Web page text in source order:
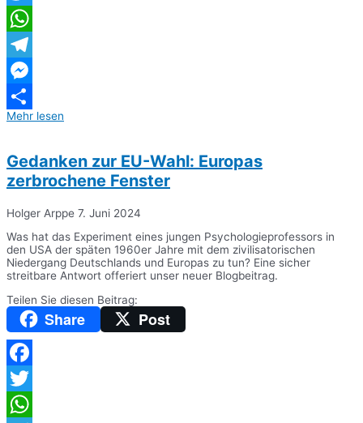
Twitter
WhatsApp
Telegram
Messenger
Teilen
Mehr lesen
Gedanken zur EU-Wahl: Europas
zerbrochene Fenster
Holger Arppe 7. Juni 2024
Was hat das Experiment eines jungen Psychologieprofessors in
den USA der späten 1960er Jahre mit dem zivilisatorischen
Niedergang Deutschlands und Europas zu tun? Eine sicher
streitbare Antwort offeriert unser neuer Blogbeitrag.
Teilen Sie diesen Beitrag:
Share Post
Facebook
Twitter